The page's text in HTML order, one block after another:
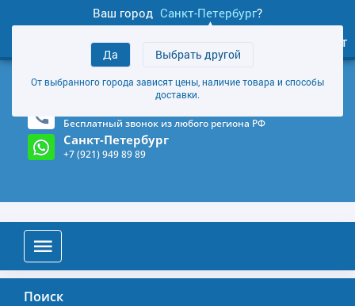
Ваш город Санкт-Петербург?
Да Выбрать другой
От выбранного города зависят цены, наличие товара и способы
доставки.
товаров
Личный кабинет
+7 (921) 949 89 89
Магазин и склад в Санкт-Петербурге (Карта)
Бесплатный звонок из любого региона РФ
Санкт-Петербург
+7 (921) 949 89 89
Поиск